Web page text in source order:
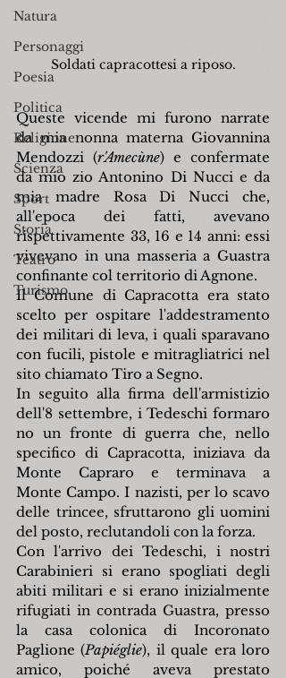
Natura
Personaggi
Poesia
Politica
Religione
Scienza
Sport
Storia
Teatro
Turismo
Soldati capracottesi a riposo.
Queste vicende mi furono narrate
da mia nonna materna Giovannina
Mendozzi (r'Amecùne) e confermate
da mio zio Antonino Di Nucci e da
mia madre Rosa Di Nucci che,
all'epoca dei fatti, avevano
rispettivamente 33, 16 e 14 anni: essi
vivevano in una masseria a Guastra
confinante col territorio di Agnone.
Il Comune di Capracotta era stato
scelto per ospitare l'addestramento
dei militari di leva, i quali sparavano
con fucili, pistole e mitragliatrici nel
sito chiamato Tiro a Segno.
In seguito alla firma dell'armistizio
dell'8 settembre, i Tedeschi formaro
no un fronte di guerra che, nello
specifico di Capracotta, iniziava da
Monte Capraro e terminava a
Monte Campo. I nazisti, per lo scavo
delle trincee, sfruttarono gli uomini
del posto, reclutandoli con la forza.
Con l'arrivo dei Tedeschi, i nostri
Carabinieri si erano spogliati degli
abiti militari e si erano inizialmente
rifugiati in contrada Guastra, presso
la casa colonica di Incoronato
Paglione (Papiéglie), il quale era loro
amico, poiché aveva prestato